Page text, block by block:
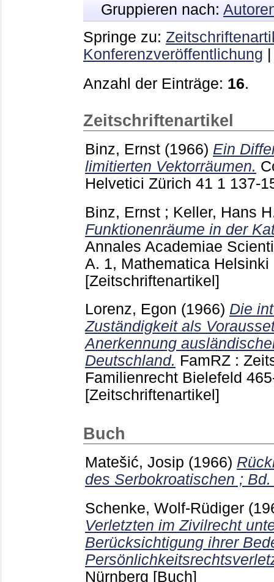
Gruppieren nach:
Springe zu:
Konferenzveröffentlichung
Anzahl der Einträge: 16.
Zeitschriftenartikel
Binz, Ernst (1966) Ein
limitierten Vektorräumen.
Helvetici Zürich 41 1 137-
Binz, Ernst ; Keller, Hans
Funktionenräume in der
Annales Academiae
A. 1, Mathematica Helsinki
[Zeitschriftenartikel]
Lorenz, Egon (1966) Die
Zuständigkeit als
Anerkennung
Deutschland. FamRZ :
Familienrecht Bielefeld
[Zeitschriftenartikel]
Buch
Matešić, Josip (1966)
des Serbokroatischen ; Bd.
Schenke, Wolf-Rüdiger
Verletzten im Zivilrecht
Berücksichtigung ihrer
Nürnberg [Buch]